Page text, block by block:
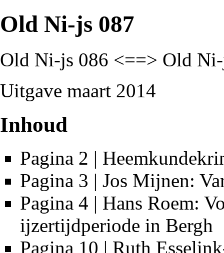
Old Ni-js 087
Old Ni-js 086 <==> Old
Uitgave maart 2014
Inhoud
Pagina 2 |
Pagina 3 | Jos Mijnen:
Pagina 4 | Hans Roem:
ijzertijdperiode in Bergh
Pagina 10 | Ruth